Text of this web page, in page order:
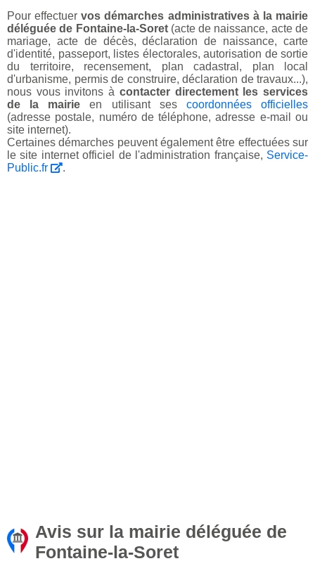
Pour effectuervos démarches administratives à la mairie
déléguée de Fontaine-la-Soret(acte de naissance, acte de
mariage, acte de décès, déclaration de naissance, carte
d'identité, passeport, listes électorales, autorisation de sortie
du territoire, recensement, plan cadastral, plan local
d'urbanisme, permis de construire, déclaration de travaux...),
nous vous invitons à contacter directement les services
de la mairie en utilisant ses coordonnées officielles
(adresse postale, numéro de téléphone, adresse e-mail ou
site internet).
Certaines démarches peuvent également être effectuées sur
le site internet officiel de l'administration française, Service-
Public.fr
.
Avis sur la mairie déléguée de
Fontaine-la-Soret